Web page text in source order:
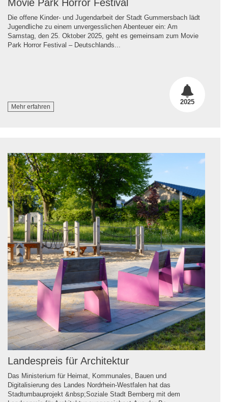
Movie Park Horror Festival
Die offene Kinder- und Jugendarbeit der Stadt Gummersbach lädt
Jugendliche zu einem unvergesslichen Abenteuer ein: Am
Samstag, den 25. Oktober 2025, geht es gemeinsam zum Movie
Park Horror Festival – Deutschlands...
Mehr erfahren
2025
Landespreis für Architektur
Das Ministerium für Heimat, Kommunales, Bauen und
Digitalisierung des Landes Nordrhein-Westfalen hat das
Stadtumbauprojekt &nbsp;Soziale Stadt Bernberg mit dem